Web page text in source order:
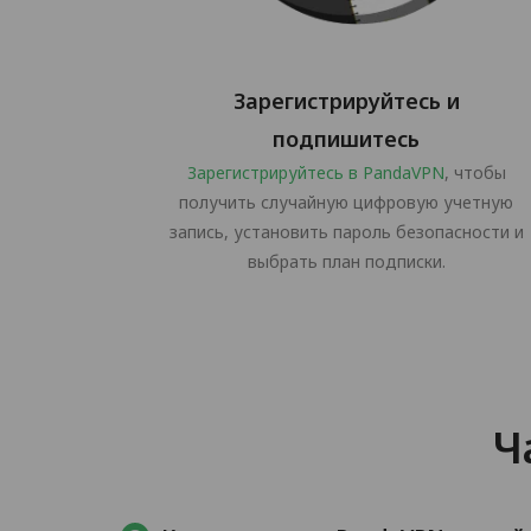
Зарегистрируйтесь и
подпишитесь
Зарегистрируйтесь в PandaVPN, чтобы
получить случайную цифровую учетную
запись, установить пароль безопасности и
выбрать план подписки.